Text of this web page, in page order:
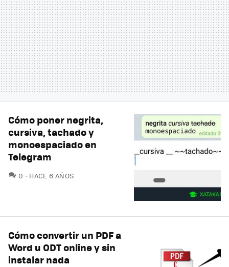
Cómo poner negrita,
cursiva, tachado y
monoespaciado en
Telegram
0 COMENTARIOS
HACE 6 AÑOS
Cómo convertir un PDF a
Word u ODT online y sin
instalar nada